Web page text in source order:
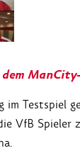
im Testspiel
VfB Spieler